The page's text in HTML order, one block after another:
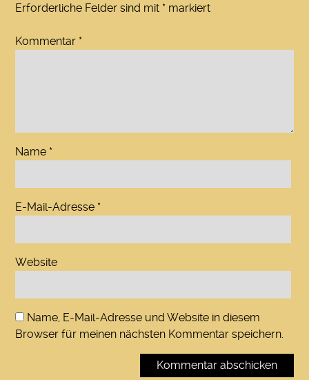
Erforderliche Felder sind mit * markiert
Kommentar *
Name *
E-Mail-Adresse *
Website
Name, E-Mail-Adresse und Website in diesem
Browser für meinen nächsten Kommentar speichern.